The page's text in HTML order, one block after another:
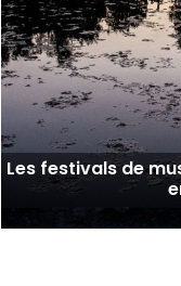
Les festivals de